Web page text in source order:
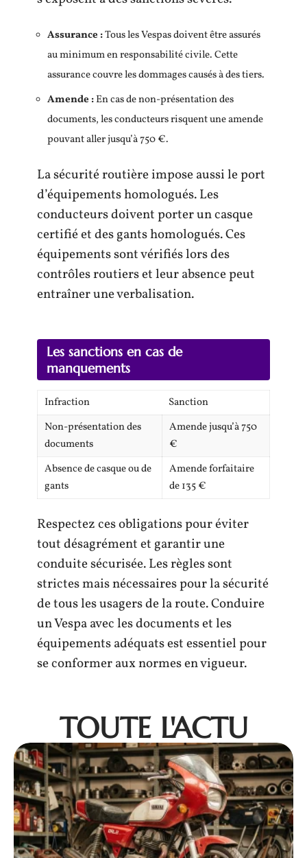
Assurance :Tous les Vespas doivent être assurés
au minimum en responsabilité civile. Cette
assurance couvre les dommages causés à des tiers.
Amende :En cas de non-présentation des
documents, les conducteurs risquent une amende
pouvant aller jusqu’à 750 €.
La sécurité routière impose aussi le port
d’équipements homologués. Les
conducteurs doivent porter un casque
certifié et des gants homologués. Ces
équipements sont vérifiés lors des
contrôles routiers et leur absence peut
entraîner une verbalisation.
Les sanctions en cas de
manquements
Infraction
Sanction
Non-présentation des
documents
Amende jusqu’à 750
€
Absence de casque ou de
gants
Amende forfaitaire
de 135 €
Respectez ces obligations pour éviter
tout désagrément et garantir une
conduite sécurisée. Les règles sont
strictes mais nécessaires pour la sécurité
de tous les usagers de la route. Conduire
un Vespa avec les documents et les
équipements adéquats est essentiel pour
se conformer aux normes en vigueur.
TOUTE L'ACTU